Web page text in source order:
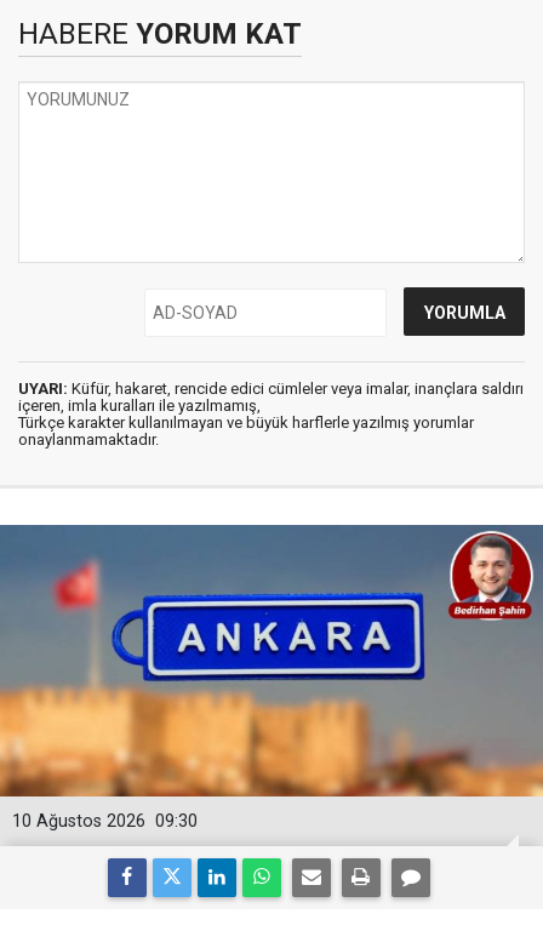
HABERE YORUM KAT
UYARI: Küfür, hakaret, rencide edici cümleler veya imalar, inançlara saldırı
içeren, imla kuralları ile yazılmamış,
Türkçe karakter kullanılmayan ve büyük harflerle yazılmış yorumlar
onaylanmamaktadır.
09:30
10 Ağustos 2026